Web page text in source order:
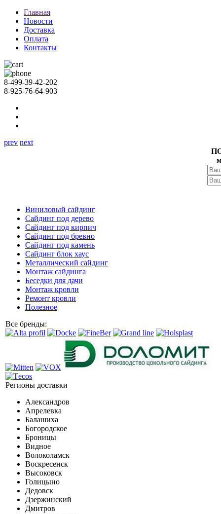
Главная
Новости
Доставка
Оплата
Контакты
8-499-39-42-202
8-925-76-64-903
prev next
Виниловый сайдинг
Сайдинг под дерево
Сайдинг под кирпич
Сайдинг под бревно
Сайдинг под камень
Cайдинг блок хаус
Металлический сайдинг
Монтаж сайдинга
Беседки для дачи
Монтаж кровли
Ремонт кровли
Полезное
Все бренды:
Регионы доставки
Александров
Апрелевка
Балашиха
Богородское
Броницы
Видное
Волоколамск
Воскресенск
Высоковск
Голицыно
Дедовск
Дзержинский
Дмитров